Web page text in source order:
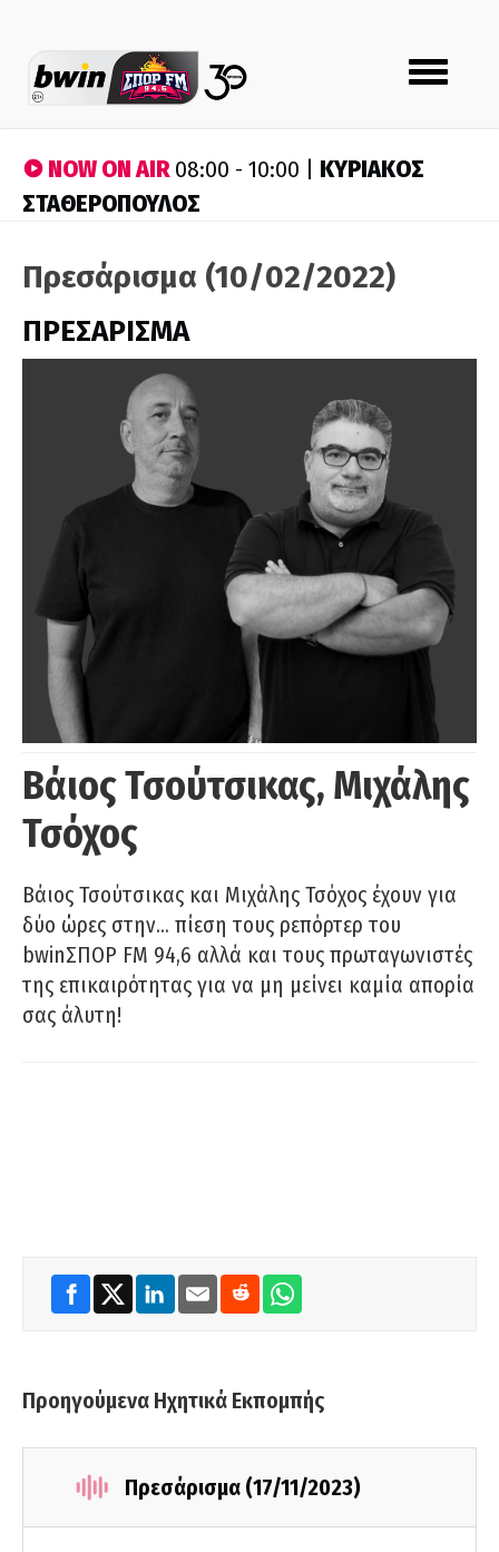
Toggle
navigation
NOW ON AIR08:00 - 10:00 | ΚΥΡΙΑΚΟΣ
ΣΤΑΘΕΡΟΠΟΥΛΟΣ
Πρεσάρισμα (10/02/2022)
ΠΡΕΣΑΡΙΣΜΑ
Βάιος Τσούτσικας, Μιχάλης
Τσόχος
Βάιος Τσούτσικας και Μιχάλης Τσόχος έχουν για
δύο ώρες στην… πίεση τους ρεπόρτερ του
bwinΣΠΟΡ FM 94,6 αλλά και τους πρωταγωνιστές
της επικαιρότητας για να μη μείνει καμία απορία
σας άλυτη!
Προηγούμενα Ηχητικά Εκπομπής
Πρεσάρισμα (17/11/2023)